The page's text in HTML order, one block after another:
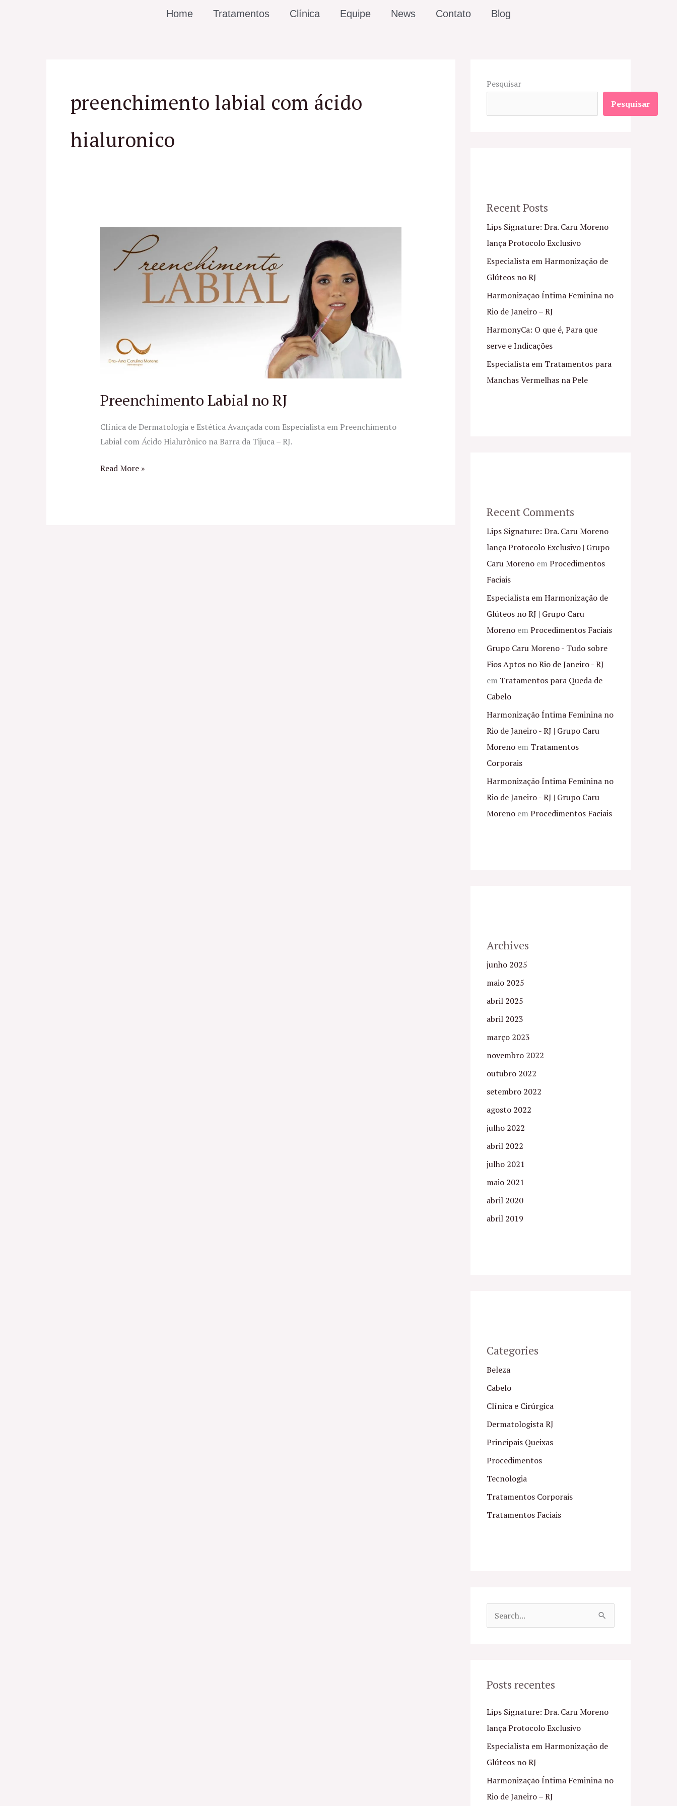
Home Tratamentos Clínica Equipe News Contato Blog
preenchimento labial com ácido
hialuronico
Preenchimento Labial no RJ
Clínica de Dermatologia e Estética Avançada com Especialista em Preenchimento
Labial com Ácido Hialurônico na Barra da Tijuca – RJ.
Preenchimento
Read More »
Pesquisar
Pesquisar
Recent Posts
Lips Signature: Dra. Caru Moreno
lança Protocolo Exclusivo
Especialista em Harmonização de
Glúteos no RJ
Harmonização Íntima Feminina no
Rio de Janeiro – RJ
HarmonyCa: O que é, Para que
serve e Indicações
Especialista em Tratamentos para
Manchas Vermelhas na Pele
Recent Comments
Lips Signature: Dra. Caru Moreno
lança Protocolo Exclusivo | Grupo
Caru Moreno emProcedimentos
Faciais
Especialista em Harmonização de
Glúteos no RJ | Grupo Caru
Moreno emProcedimentos Faciais
Grupo Caru Moreno - Tudo sobre
Fios Aptos no Rio de Janeiro - RJ
em Tratamentos para Queda de
Cabelo
Harmonização Íntima Feminina no
Rio de Janeiro - RJ | Grupo Caru
Moreno em Tratamentos
Corporais
Harmonização Íntima Feminina no
Rio de Janeiro - RJ | Grupo Caru
Moreno emProcedimentos Faciais
Archives
junho 2025
maio 2025
abril 2025
abril 2023
março 2023
novembro 2022
outubro 2022
setembro 2022
agosto 2022
julho 2022
abril 2022
julho 2021
maio 2021
abril 2020
abril 2019
Categories
Beleza
Cabelo
Clínica e Cirúrgica
Dermatologista RJ
Principais Queixas
Procedimentos
Tecnologia
Tratamentos Corporais
Tratamentos Faciais
u
s
a
r
p
o
r
Posts recentes
Lips Signature: Dra. Caru Moreno
lança Protocolo Exclusivo
Especialista em Harmonização de
Glúteos no RJ
Harmonização Íntima Feminina no
Rio de Janeiro – RJ